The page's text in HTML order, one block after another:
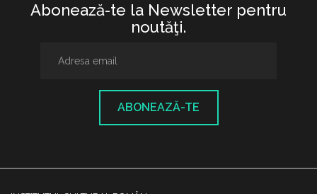
Abonează-te la Newsletter pentru
noutăţi.
ABONEAZĂ-TE